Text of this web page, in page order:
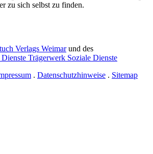
zu sich selbst zu finden.
Verlags Weimarund des
Trägerwerk Soziale Dienste
. Datenschutzhinweise . Sitemap